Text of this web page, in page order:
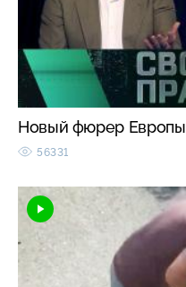
Новый фюрер Европы
56331